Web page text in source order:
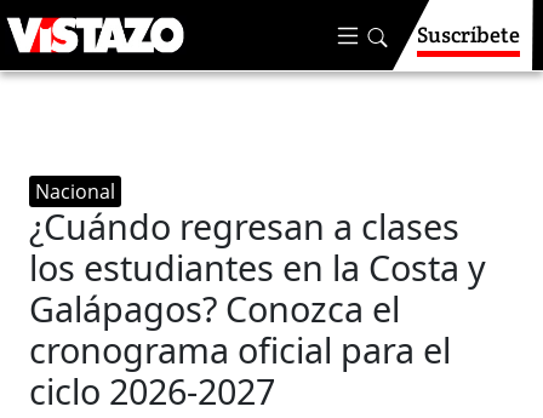
Suscríbete
Nacional
¿Cuándo regresan a clases
los estudiantes en la Costa y
Galápagos? Conozca el
cronograma oficial para el
ciclo 2026-2027